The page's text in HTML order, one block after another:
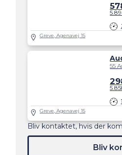
Greve, Agenavej 15
Greve, Agenavej 15
Bliv kontaktet, hvis der
Bliv